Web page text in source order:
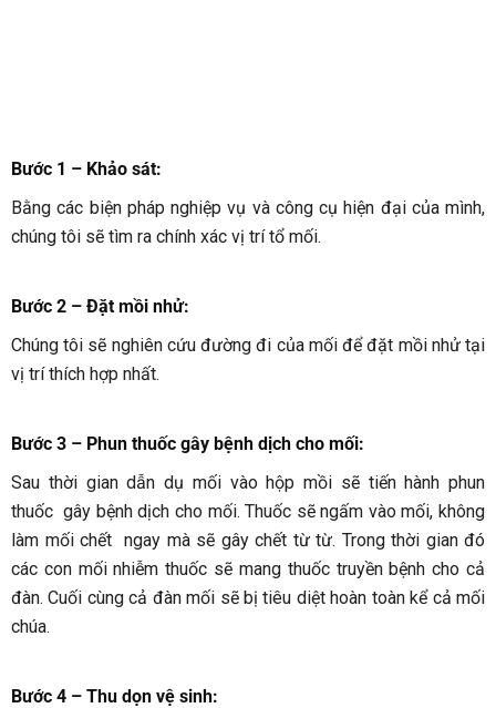
Bước 1 – Khảo sát:
Bằng các biện pháp nghiệp vụ và công cụ hiện đại của mình,
chúng tôi sẽ tìm ra chính xác vị trí tổ mối.
Bước 2 – Đặt mồi nhử:
Chúng tôi sẽ nghiên cứu đường đi của mối để đặt mồi nhử tại
vị trí thích hợp nhất.
Bước 3 – Phun thuốc gây bệnh dịch cho mối:
Sau thời gian dẫn dụ mối vào hộp mồi sẽ tiến hành phun
thuốc gây bệnh dịch cho mối. Thuốc sẽ ngấm vào mối, không
làm mối chết ngay mà sẽ gây chết từ từ. Trong thời gian đó
các con mối nhiễm thuốc sẽ mang thuốc truyền bệnh cho cả
đàn. Cuối cùng cả đàn mối sẽ bị tiêu diệt hoàn toàn kể cả mối
chúa.
Bước 4 – Thu dọn vệ sinh: